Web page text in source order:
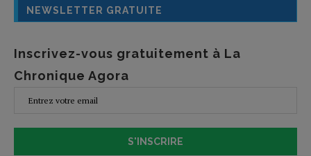
NEWSLETTER GRATUITE
Inscrivez-vous gratuitement à La
Chronique Agora
S'INSCRIRE